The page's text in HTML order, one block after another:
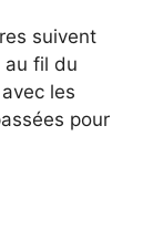
suivent
au fil du
les
pour